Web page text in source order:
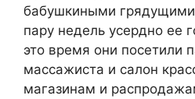
бабушкиными
пару недель усердно ее
это время они посетили
массажиста и салон
магазинам и